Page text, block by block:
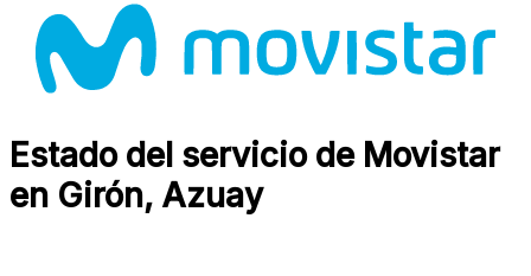
Estado del servicio de Movistar
en Girón, Azuay